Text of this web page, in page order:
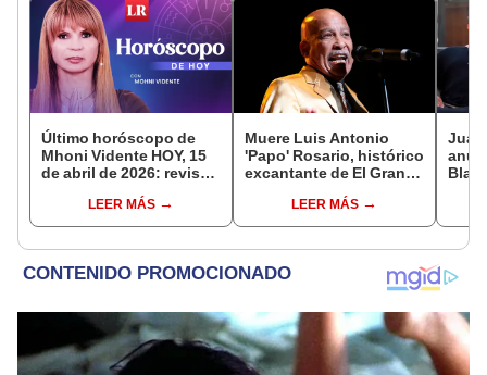
Último horóscopo de
Mhoni Vidente HOY, 15
de abril de 2026: revisa
signo y entérate si te
espera un día
LEER MÁS
Muere Luis Antonio
'Papo' Rosario, histórico
excantante de El Gran
a los 78 años
LEER MÁS
Juan
por